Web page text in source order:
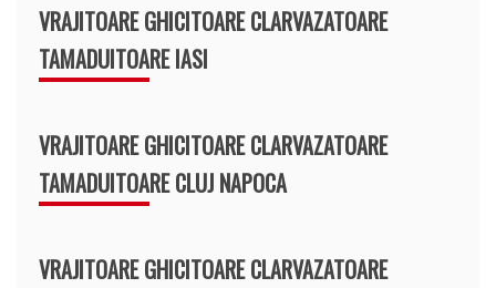
VRAJITOARE GHICITOARE CLARVAZATOARE
TAMADUITOARE IASI
VRAJITOARE GHICITOARE CLARVAZATOARE
TAMADUITOARE CLUJ NAPOCA
VRAJITOARE GHICITOARE CLARVAZATOARE